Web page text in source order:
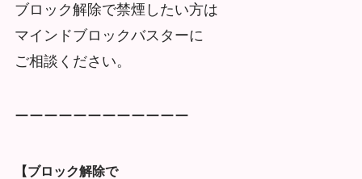
ブロック解除で禁煙したい方は
マインドブロックバスターに
ご相談ください。
ーーーーーーーーーーーー
【ブロック解除で